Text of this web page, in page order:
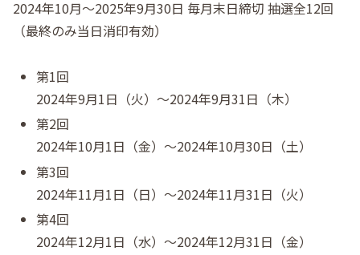
2024年10月～2025年9月30日 毎月末日締切 抽選全12回
（最終のみ当日消印有効）
第1回
2024年9月1日（火）〜2024年9月31日（木）
第2回
2024年10月1日（金）〜2024年10月30日（土）
第3回
2024年11月1日（日）〜2024年11月31日（火）
第4回
2024年12月1日（水）〜2024年12月31日（金）